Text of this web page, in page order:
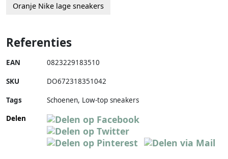
Oranje Nike lage sneakers
Referenties
EAN 0823229183510
SKU DO672318351042
Tags
Schoenen, Low-top sneakers
Delen